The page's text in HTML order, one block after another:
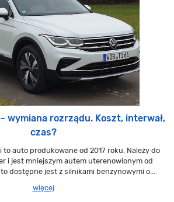
wymiana rozrządu. Koszt, interwał,
czas?
to auto produkowane od 2017 roku. Należy do
i jest mniejszym autem uterenowionym od
dostępne jest z silnikami benzynowymi o...
więcej